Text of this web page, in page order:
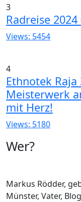
3
Radreise 2024
Views: 5454
4
Ethnotek Raja
Meisterwerk
mit Herz!
Views: 5180
Wer?
Markus Rödder,
Münster, Vater,